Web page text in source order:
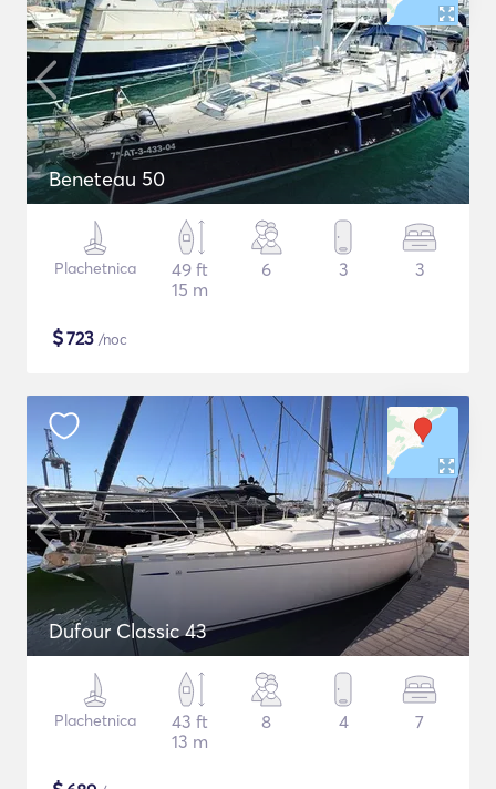
Beneteau 50
Plachetnica
49 ft
15 m
6 3 3
$723 /noc
Dufour Classic 43
Plachetnica
43 ft
13 m
8 4 7